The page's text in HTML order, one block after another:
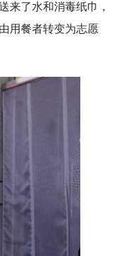
来了水和消毒纸巾，
用餐者转变为志愿